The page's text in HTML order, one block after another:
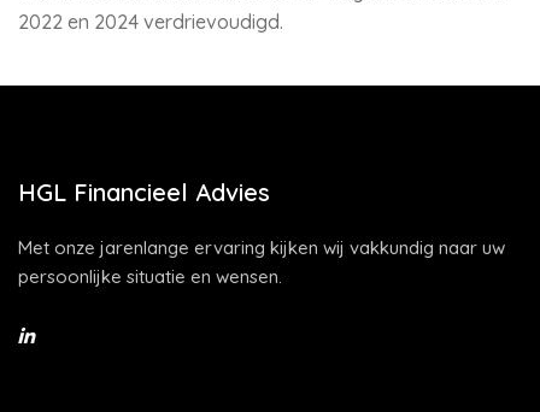
2022 en 2024 verdrievoudigd.
HGL Financieel Advies
Met onze jarenlange ervaring kijken wij vakkundig naar uw
persoonlijke situatie en wensen.